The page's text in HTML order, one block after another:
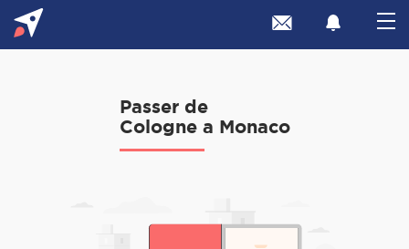
Passer de
Cologne a Monaco